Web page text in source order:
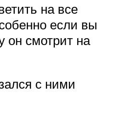
на все
если вы
он смотрит на
с ними